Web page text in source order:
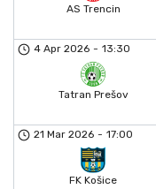
AS Trencin
4 Apr 2026 - 13:30
Tatran Prešov
21 Mar 2026 - 17:00
FK Košice